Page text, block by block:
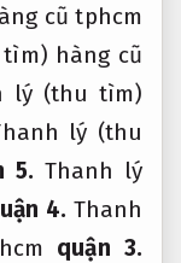
cũ tphcm
hàng cũ
lý (thu tìm)
lý (thu
5. Thanh lý
4. Thanh
quận 3.